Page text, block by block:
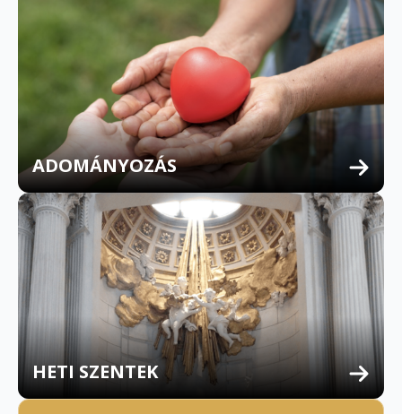
ADOMÁNYOZÁS
HETI SZENTEK